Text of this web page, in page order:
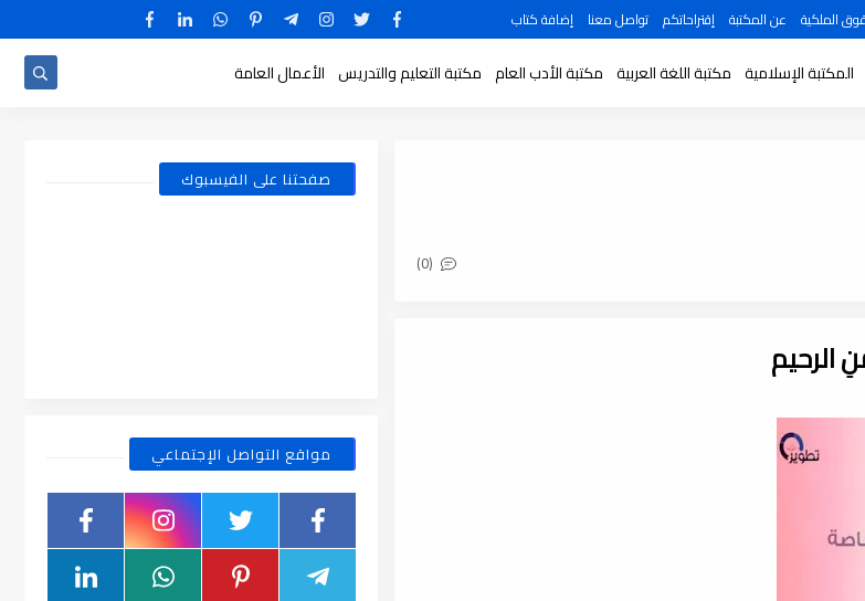
الملكية عن المكتبة إقتراحاتكم تواصل معنا إضافة كتاب
المكتبة الإسلامية مكتبة اللغة العربية مكتبة الأدب العام مكتبة التعليم والتدريس الأعمال العامة
(0)
الرحيم
صفحتنا على الفيسبوك
مواقع التواصل الإجتماعي